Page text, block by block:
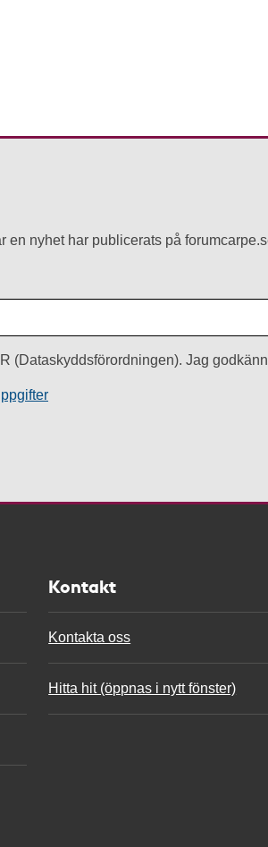
en nyhet har publicerats på
(Dataskyddsförordningen). Jag
Kontakt
Kontakta oss
Hitta hit (öppnas i nytt fönster)